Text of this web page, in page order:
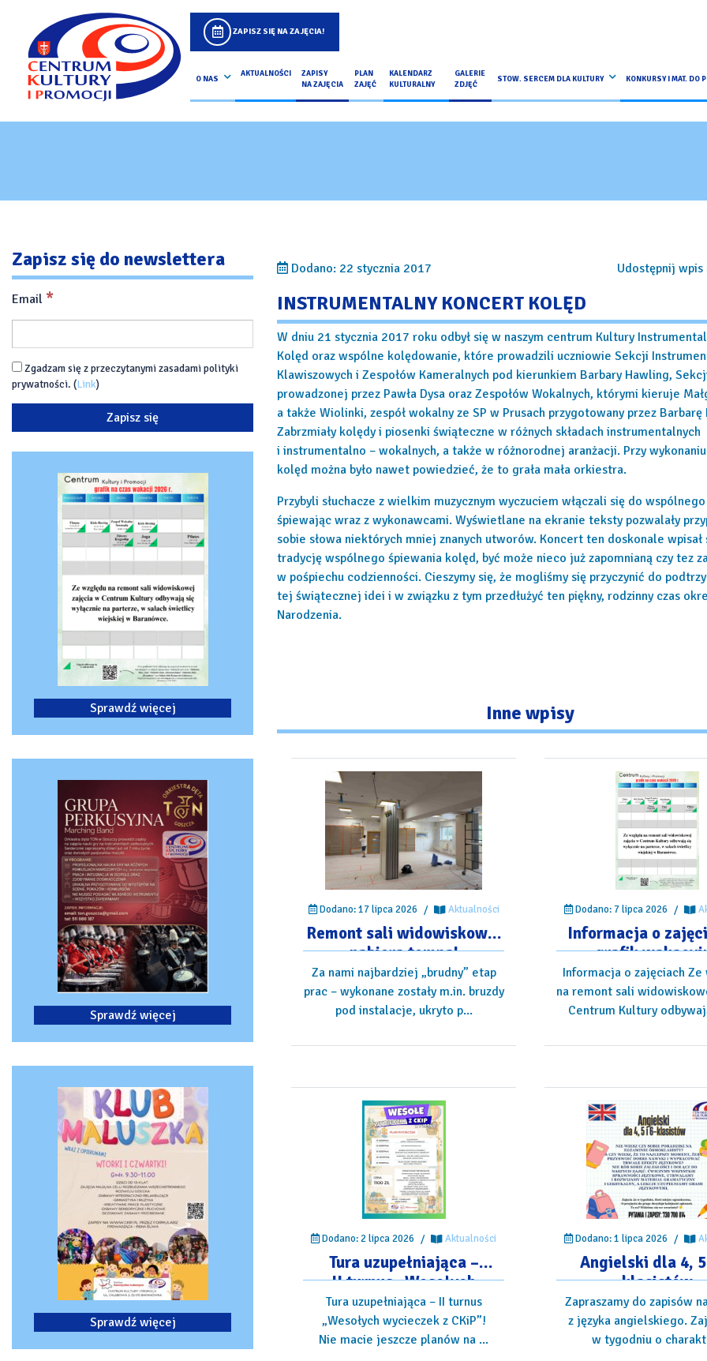
ZAPISZ SIĘ NA ZAJĘCIA!
O NAS
AKTUALNOŚCI
ZAPISY
NA ZAJĘCIA
PLAN
ZAJĘĆ
KALENDARZ
KULTURALNY
GALERIE
ZDJĘĆ
STOW. SERCEM DLA KULTURY KONKURSY I MAT. DO
Zapisz się do newslettera
Email *
Zgadzam się z przeczytanymi zasadami polityki
prywatności. (Link)
Sprawdź więcej
Sprawdź więcej
Sprawdź więcej
Dodano: 22 stycznia 2017 Udostępnij wpis
INSTRUMENTALNY KONCERT KOLĘD
W dniu 21 stycznia 2017 roku odbył się w naszym centrum Kultury
Kolęd oraz wspólne kolędowanie, które prowadzili uczniowie Sekcji
Klawiszowych i Zespołów Kameralnych pod kierunkiem Barbary Hawling,
prowadzonej przez Pawła Dysa oraz Zespołów Wokalnych, którymi kieruje
a także Wiolinki, zespół wokalny ze SP w Prusach przygotowany przez
Zabrzmiały kolędy i piosenki świąteczne w różnych składach instrumentalnych
i instrumentalno – wokalnych, a także w różnorodnej aranżacji. Przy
kolęd można było nawet powiedzieć, że to grała mała orkiestra.
Przybyli słuchacze z wielkim muzycznym wyczuciem włączali się do
śpiewając wraz z wykonawcami. Wyświetlane na ekranie teksty pozwalały
sobie słowa niektórych mniej znanych utworów. Koncert ten doskonale wpisał
tradycję wspólnego śpiewania kolęd, być może nieco już zapomnianą czy tez
w pośpiechu codzienności. Cieszymy się, że mogliśmy się przyczynić do
tej świątecznej idei i w związku z tym przedłużyć ten piękny, rodzinny czas
Narodzenia.
Inne wpisy
Dodano: 17 lipca 2026 / Aktualności
Remont sali widowiskowej
nabiera tempa!
Za nami najbardziej „brudny” etap
prac – wykonane zostały m.in. bruzdy
pod instalacje, ukryto p...
Dodano: 7 lipca 2026 /
Informacja o
grafik
Informacja o zajęciach Ze
na remont sali
Centrum Kultury
Dodano: 2 lipca 2026 / Aktualności
Tura uzupełniająca –
II turnus „Wesołych
wycieczek z CKiP”!
Tura uzupełniająca – II turnus
„Wesołych wycieczek z CKiP”!
Nie macie jeszcze planów na ...
Dodano: 1 lipca 2026 /
Angielski dla 4,
klasistów
Zapraszamy do zapisów
z języka angielskiego.
w tygodniu o